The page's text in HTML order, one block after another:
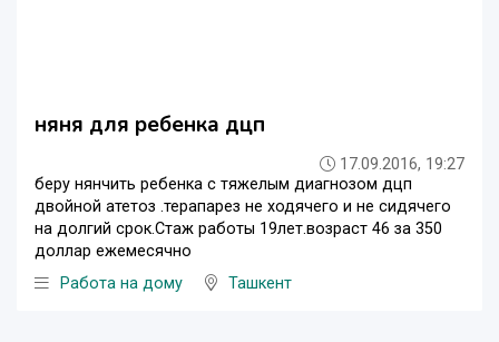
няня для ребенка дцп
17.09.2016, 19:27
беру нянчить ребенка с тяжелым диагнозом дцп
двойной атетоз .терапарез не ходячего и не сидячего
на долгий срок.Стаж работы 19лет.возраст 46 за 350
доллар ежемесячно
Работа на дому
Ташкент